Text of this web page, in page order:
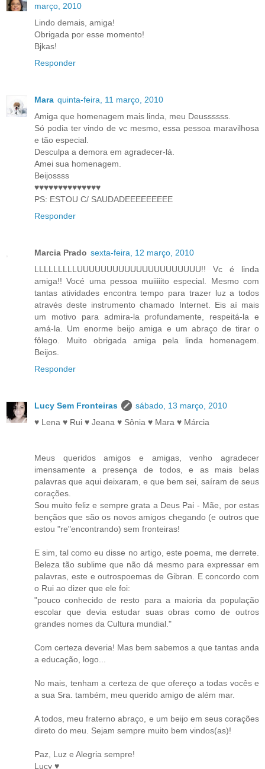
março, 2010
Lindo demais, amiga!
Obrigada por esse momento!
Bjkas!
Responder
Mara quinta-feira, 11 março, 2010
Amiga que homenagem mais linda, meu Deussssss.
Só podia ter vindo de vc mesmo, essa pessoa maravilhosa
e tão especial.
Desculpa a demora em agradecer-lá.
Amei sua homenagem.
Beijossss
♥♥♥♥♥♥♥♥♥♥♥♥♥♥
PS: ESTOU C/ SAUDADEEEEEEEEE
Responder
Marcia Prado sexta-feira, 12 março, 2010
LLLLLLLLLUUUUUUUUUUUUUUUUUUUUU!! Vc é linda
amiga!! Vocé uma pessoa muiiiiito especial. Mesmo com
tantas atividades encontra tempo para trazer luz a todos
através deste instrumento chamado Internet. Eis aí mais
um motivo para admira-la profundamente, respeitá-la e
amá-la. Um enorme beijo amiga e um abraço de tirar o
fôlego. Muito obrigada amiga pela linda homenagem.
Beijos.
Responder
Lucy Sem Fronteiras
sábado, 13 março, 2010
♥ Lena ♥ Rui ♥ Jeana ♥ Sônia ♥ Mara ♥ Márcia
Meus queridos amigos e amigas, venho agradecer
imensamente a presença de todos, e as mais belas
palavras que aqui deixaram, e que bem sei, saíram de seus
corações.
Sou muito feliz e sempre grata a Deus Pai - Mãe, por estas
bençãos que são os novos amigos chegando (e outros que
estou "re"encontrando) sem fronteiras!
E sim, tal como eu disse no artigo, este poema, me derrete.
Beleza tão sublime que não dá mesmo para expressar em
palavras, este e outrospoemas de Gibran. E concordo com
o Rui ao dizer que ele foi:
"pouco conhecido de resto para a maioria da população
escolar que devia estudar suas obras como de outros
grandes nomes da Cultura mundial."
Com certeza deveria! Mas bem sabemos a que tantas anda
a educação, logo...
No mais, tenham a certeza de que ofereço a todas vocês e
a sua Sra. também, meu querido amigo de além mar.
A todos, meu fraterno abraço, e um beijo em seus corações
direto do meu. Sejam sempre muito bem vindos(as)!
Paz, Luz e Alegria sempre!
Lucy ♥